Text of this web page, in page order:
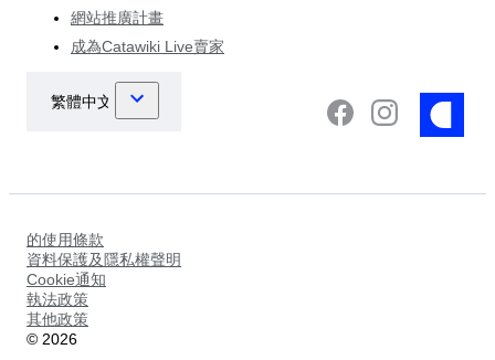
網站推廣計畫
成為Catawiki Live賣家
的使用條款
資料保護及隱私權聲明
Cookie通知
執法政策
其他政策
© 2026